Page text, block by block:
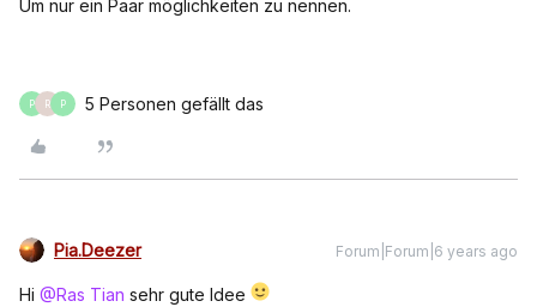
Um nur ein Paar möglichkeiten zu nennen.
P R P 5 Personen gefällt das
Pia.Deezer Forum|Forum|6 years ago
Hi @Ras Tian sehr gute Idee